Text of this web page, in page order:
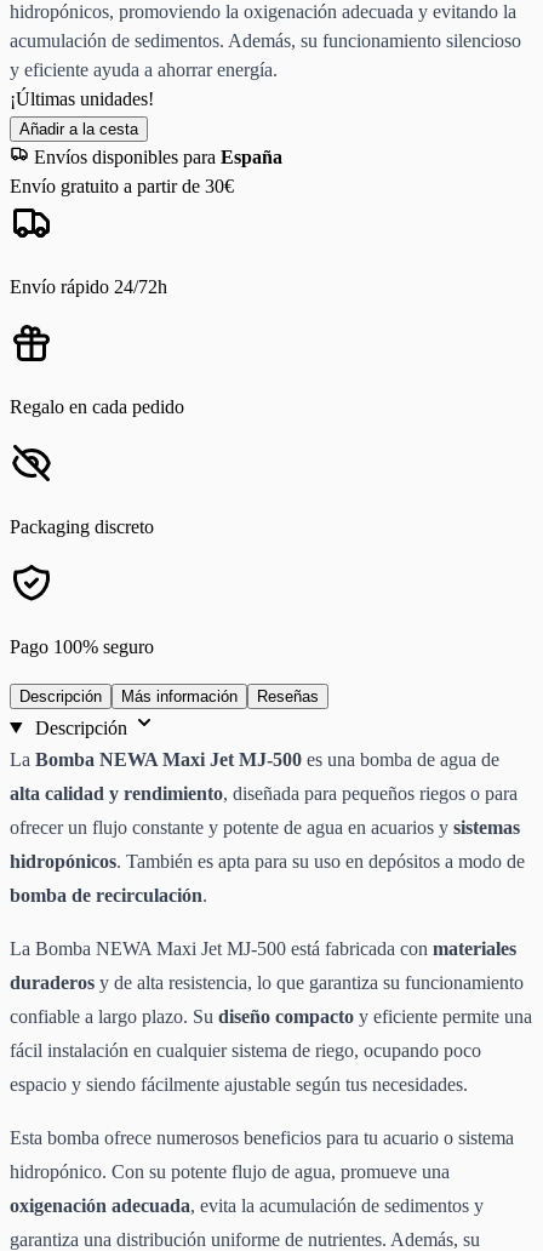
hidropónicos, promoviendo la oxigenación adecuada y evitando la
acumulación de sedimentos. Además, su funcionamiento silencioso
y eficiente ayuda a ahorrar energía.
¡Últimas unidades!
Añadir a la cesta
Envíos disponibles para España
Envío gratuito a partir de 30€
Envío rápido 24/72h
Regalo en cada pedido
Packaging discreto
Pago 100% seguro
Descripción Más información Reseñas
Descripción
La Bomba NEWA Maxi Jet MJ-500 es una bomba de agua de
alta calidad y rendimiento, diseñada para pequeños riegos o para
ofrecer un flujo constante y potente de agua en acuarios y sistemas
hidropónicos. También es apta para su uso en depósitos a modo de
bomba de recirculación.
La Bomba NEWA Maxi Jet MJ-500 está fabricada con materiales
duraderos y de alta resistencia, lo que garantiza su funcionamiento
confiable a largo plazo. Su diseño compacto y eficiente permite una
fácil instalación en cualquier sistema de riego, ocupando poco
espacio y siendo fácilmente ajustable según tus necesidades.
Esta bomba ofrece numerosos beneficios para tu acuario o sistema
hidropónico. Con su potente flujo de agua, promueve una
oxigenación adecuada, evita la acumulación de sedimentos y
garantiza una distribución uniforme de nutrientes. Además, su